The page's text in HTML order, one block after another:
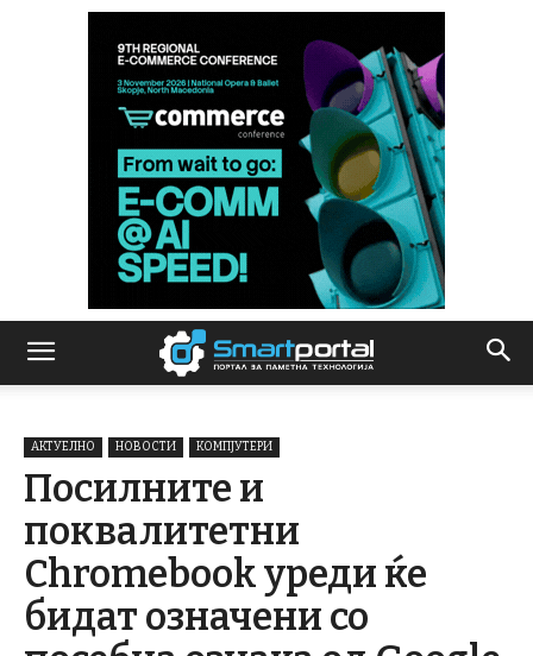
АКТУЕЛНО НОВОСТИ КОМПЈУТЕРИ
Посилните и
поквалитетни
Chromebook уреди ќе
бидат означени со